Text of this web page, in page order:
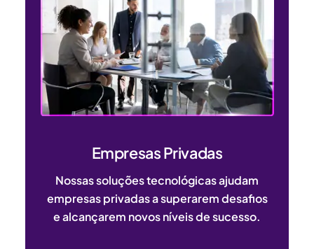
Empresas Privadas
Nossas soluções tecnológicas ajudam
empresas privadas a superarem desafios
e alcançarem novos níveis de sucesso.